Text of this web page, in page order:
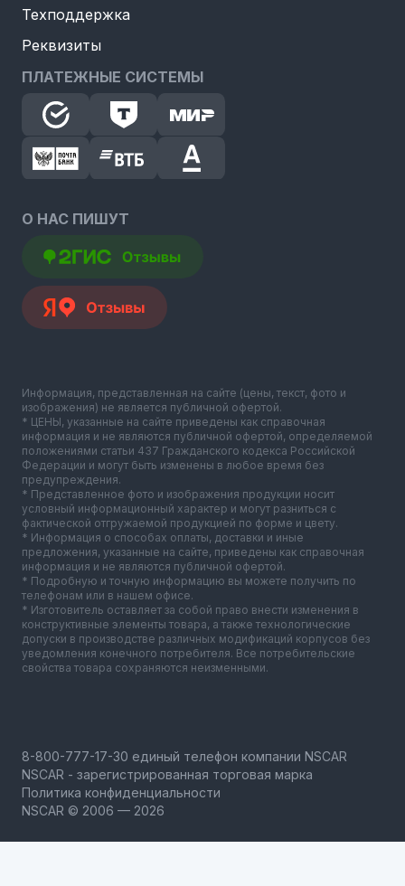
Техподдержка
Реквизиты
ПЛАТЕЖНЫЕ СИСТЕМЫ
О НАС ПИШУТ
Информация, представленная на сайте (цены, текст, фото и
изображения) не является публичной офертой.
* ЦЕНЫ, указанные на сайте приведены как справочная
информация и не являются публичной офертой, определяемой
положениями статьи 437 Гражданского кодекса Российской
Федерации и могут быть изменены в любое время без
предупреждения.
* Представленное фото и изображения продукции носит
условный информационный характер и могут разниться с
фактической отгружаемой продукцией по форме и цвету.
* Информация о способах оплаты, доставки и иные
предложения, указанные на сайте, приведены как справочная
информация и не являются публичной офертой.
* Подробную и точную информацию вы можете получить по
телефонам или в нашем офисе.
* Изготовитель оставляет за собой право внести изменения в
конструктивные элементы товара, а также технологические
допуски в производстве различных модификаций корпусов без
уведомления конечного потребителя. Все потребительские
свойства товара сохраняются неизменными.
NSCAR - зарегистрированная торговая марка
Политика конфиденциальности
NSCAR © 2006 — 2026